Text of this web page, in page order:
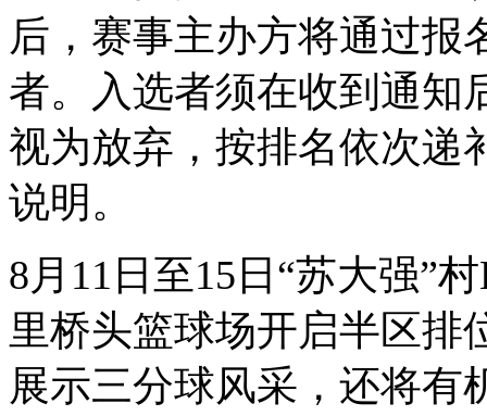
后，赛事主办方将通过报
者。入选者须在收到通知
视为放弃，按排名依次递
说明。
8月11日至15日“苏大强”
里桥头篮球场开启半区排
展示三分球风采，还将有